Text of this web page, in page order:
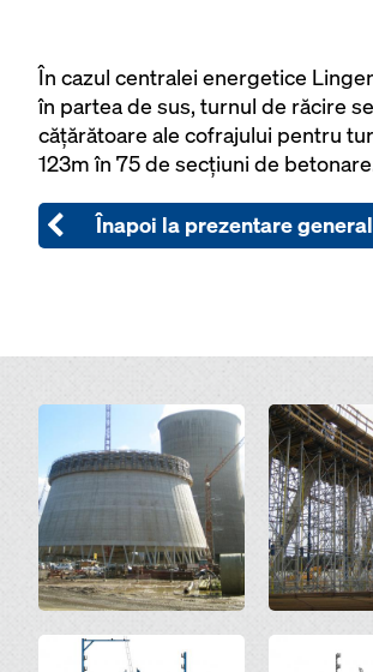
În cazul centralei energetice
în partea de sus, turnul de răcire
căţărătoare ale cofrajului pentru
123m în 75 de secţiuni de
Înapoi la prezentare
Open Open
Open